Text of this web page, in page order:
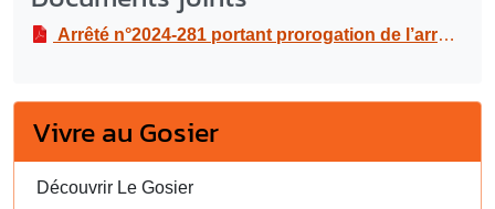
Arrêté n°2024-281 portant prorogation de l’arrêté n°2024-257 réglementant la circulation et le stationnement, dans le cadre d’opérations de balayage mécanique sur le territoire de la commune du Gosier, du vendredi 1er au vendredi 8 mars 2024
Vivre au Gosier
Découvrir Le Gosier